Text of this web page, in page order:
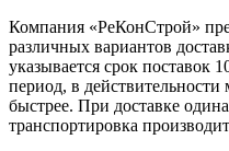
Компания «РеКонСтрой»
различных вариантов
указывается срок поставок
период, в
быстрее. При доставке
транспортировка